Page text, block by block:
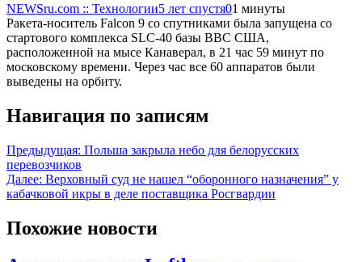
NEWSru.com :: Технологии5 лет спустя01 минуты
Ракета-носитель Falcon 9 со спутниками была запущена со
стартового комплекса SLC-40 базы ВВС США,
расположенной на мысе Канаверал, в 21 час 59 минут по
московскому времени. Через час все 60 аппаратов были
выведены на орбиту.
Навигация по записям
Предыдущая: Польша закрыла небо для белорусских
перевозчиков
Далее: Верховный суд не нашел “оборонного назначения” у
кабачковой икры в деле поставщика Росгвардии
Похожие новости